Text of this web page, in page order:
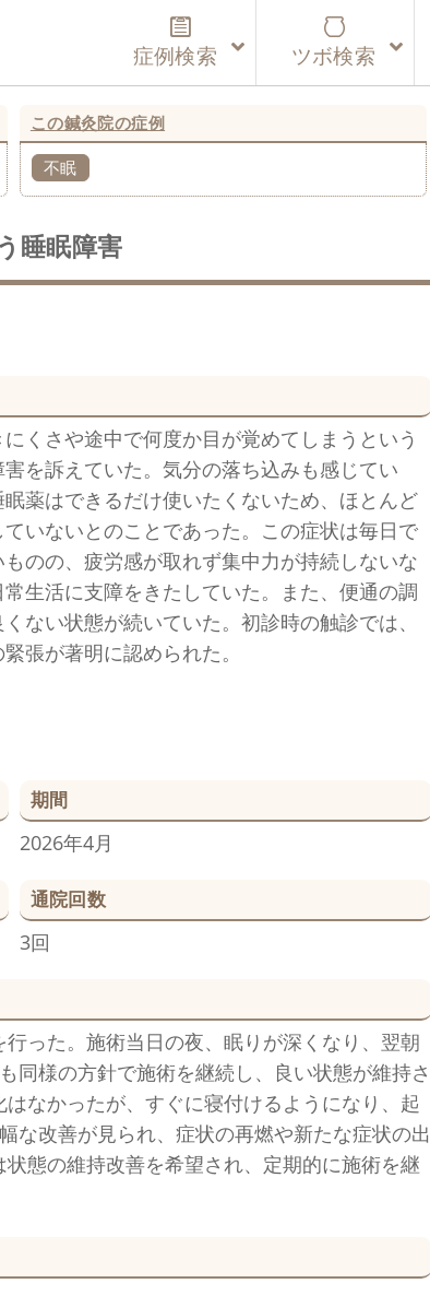
症例検索 ツボ検索
この鍼灸院の症例
不眠
睡眠障害
くさや途中で何度か目が覚めてしまうという
害を訴えていた。気分の落ち込みも感じてい
眠薬はできるだけ使いたくないため、ほとんど
いないとのことであった。この症状は毎日で
ものの、疲労感が取れず集中力が持続しないな
常生活に支障をきたしていた。また、便通の調
ない状態が続いていた。初診時の触診では、
張が著明に認められた。
期間
2026年4月
通院回数
3回
った。施術当日の夜、眠りが深くなり、翌朝
同様の方針で施術を継続し、良い状態が維持さ
なかったが、すぐに寝付けるようになり、起
な改善が見られ、症状の再燃や新たな症状の出
態の維持改善を希望され、定期的に施術を継